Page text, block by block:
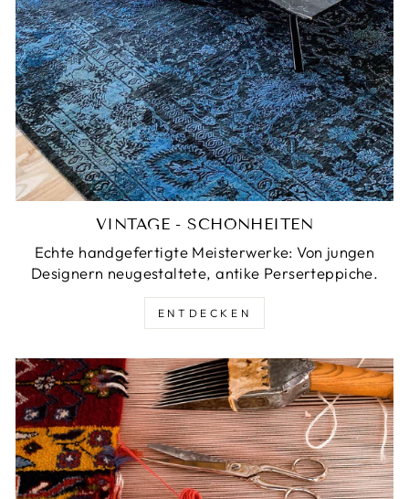
VINTAGE - SCHÖNHEITEN
Echte handgefertigte Meisterwerke: Von jungen
Designern neugestaltete, antike Perserteppiche.
ENTDECKEN